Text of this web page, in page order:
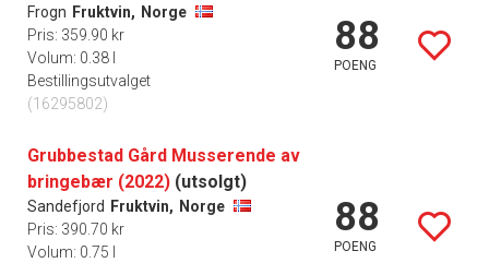
Frogn Fruktvin, Norge
Pris: 359.90 kr
Volum: 0.38 l
Bestillingsutvalget
(16295802)
88
POENG
Grubbestad Gård Musserende av
bringebær (2022) (utsolgt)
Sandefjord Fruktvin, Norge
Pris: 390.70 kr
Volum: 0.75 l
88
POENG